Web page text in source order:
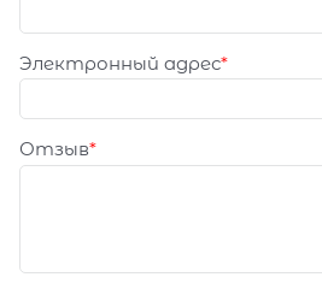
Электронный адрес
Отзыв